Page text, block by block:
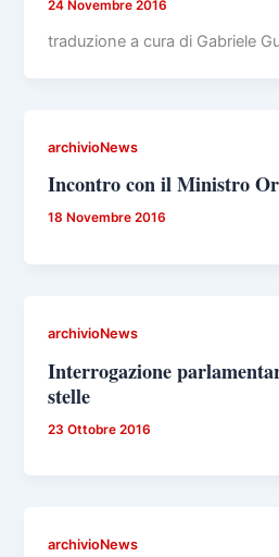
24 Novembre 2016
traduzione a cura di Gabriele
archivioNews
Incontro con il Ministro
18 Novembre 2016
archivioNews
Interrogazione
stelle
23 Ottobre 2016
archivioNews